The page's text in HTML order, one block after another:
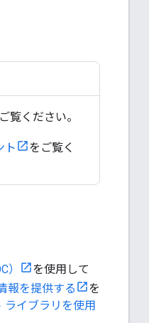
覧ください。
ト
をご覧く
を使用して
報を提供する
を
ライブラリを使用